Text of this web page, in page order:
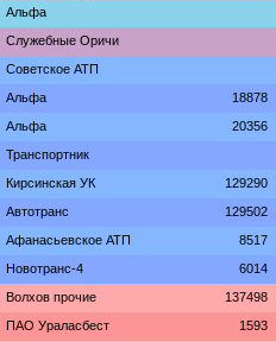
Альфа
Служебные Оричи
Советское АТП
Альфа 18878
Альфа 20356
Транспортник
Кирсинская УК 129290
Автотранс 129502
Афанасьевское АТП 8517
Новотранс-4 6014
Волхов прочие 137498
ПАО Ураласбест 1593